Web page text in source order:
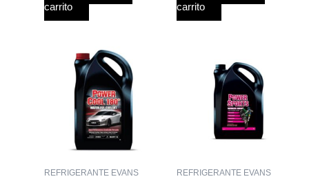
carrito
carrito
REFRIGERANTE EVANS REFRIGERANTE EVANS